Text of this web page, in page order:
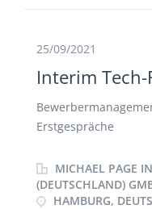
25/09/2021
Interim
Erstgespräche
MICHAEL PAGE
(DEUTSCHLAND)
HAMBURG,